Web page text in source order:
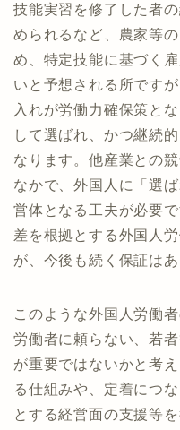
技能実習を修了した者
められるなど、農家等
め、特定技能に基づく
いと予想される所です
入れが労働力確保策と
して選ばれ、かつ継続
なります。他産業との
なかで、外国人に「選
営体となる工夫が必要
差を根拠とする外国人
が、今後も続く保証はあ
このような外国人労働
労働者に頼らない、若
が重要ではないかと考
る仕組みや、定着につ
とする経営面の支援等